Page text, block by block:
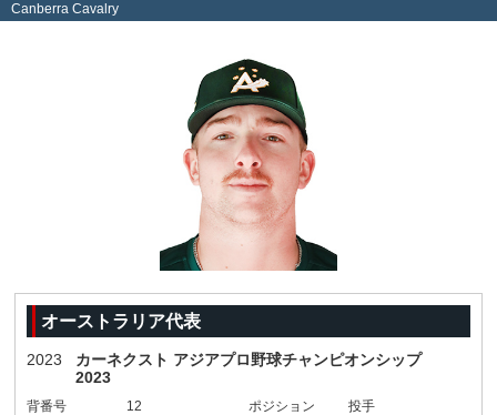
Canberra Cavalry
オーストラリア代表
2023
カーネクスト アジアプロ野球チャンピオンシップ
2023
背番号 12 ポジション
投手